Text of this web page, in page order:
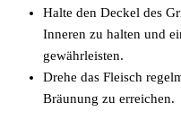
Halte den Deckel des
Inneren zu halten und
gewährleisten.
Drehe das Fleisch
Bräunung zu erreichen.